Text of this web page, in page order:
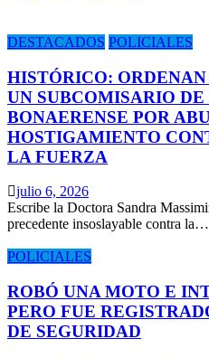
DESTACADOS POLICIALES
HISTÓRICO:
UN SUBCOMISARIO
BONAERENSE POR
HOSTIGAMIENTO
LA FUERZA
julio 6, 2026
Escribe la Doctora Sandra
precedente insoslayable contra la…
POLICIALES
ROBÓ UNA MOTO E
PERO FUE
DE SEGURIDAD